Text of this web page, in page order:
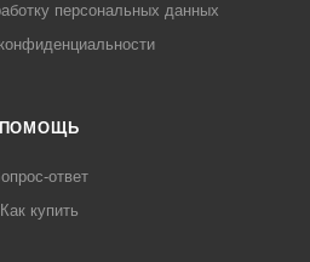
персональных данных
ПОМОЩЬ
ответ
Как купить